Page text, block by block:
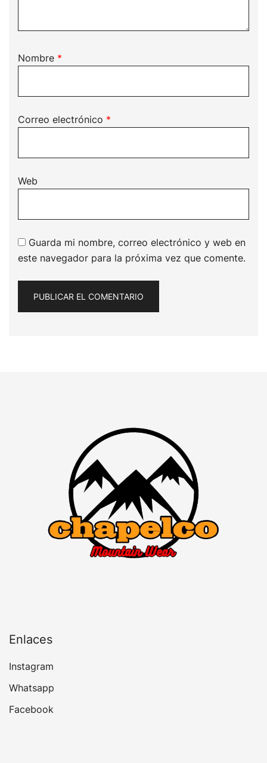
Nombre *
Correo electrónico *
Web
Guarda mi nombre, correo electrónico y web en
este navegador para la próxima vez que comente.
Enlaces
Instagram
Whatsapp
Facebook